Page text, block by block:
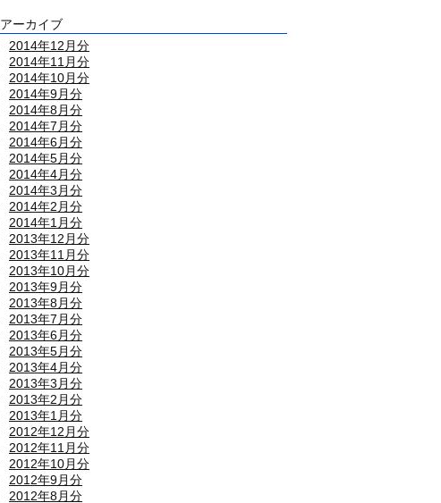
アーカイブ
2014年12月分
2014年11月分
2014年10月分
2014年9月分
2014年8月分
2014年7月分
2014年6月分
2014年5月分
2014年4月分
2014年3月分
2014年2月分
2014年1月分
2013年12月分
2013年11月分
2013年10月分
2013年9月分
2013年8月分
2013年7月分
2013年6月分
2013年5月分
2013年4月分
2013年3月分
2013年2月分
2013年1月分
2012年12月分
2012年11月分
2012年10月分
2012年9月分
2012年8月分